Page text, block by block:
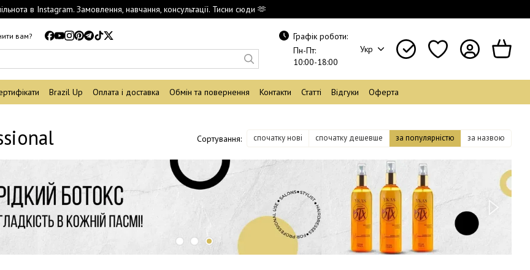
в Instagram. Замовлення, навчання, консультації. Тисни сюди 🫶
вам?
Графік роботи:
Пн-Пт:
10:00-18:00
Укр
Brazil Up Оплата і доставка Обмін та повернення Контакти Статті Відгуки Оферта
Сортування: спочатку нові спочатку дешевше за популярністю за назвою